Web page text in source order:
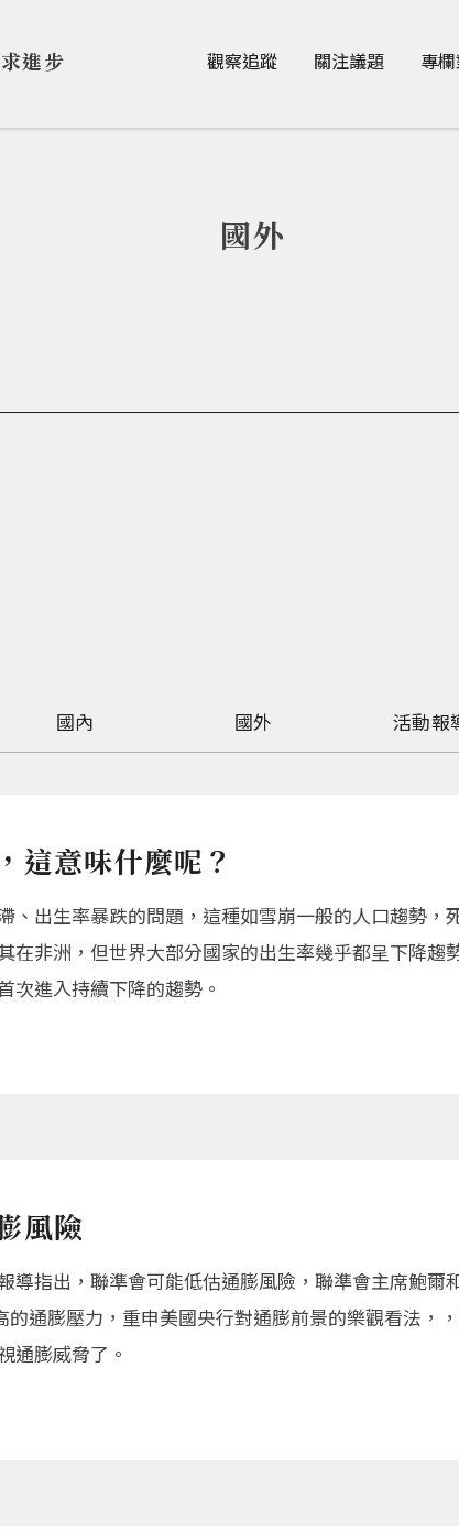
求進步 觀察追蹤 關注議題 專
國外
國內 國外 活動報
這意味什麼呢？
、出生率暴跌的問題，這種如雪崩一般的人口趨勢
在非洲，但世界大部分國家的出生率幾乎都呈下降趨
次進入持續下降的趨勢。
風險
導指出，聯準會可能低估通膨風險，聯準會主席鮑爾
通膨壓力，重申美國央行對通膨前景的樂觀看法，
通膨威脅了。